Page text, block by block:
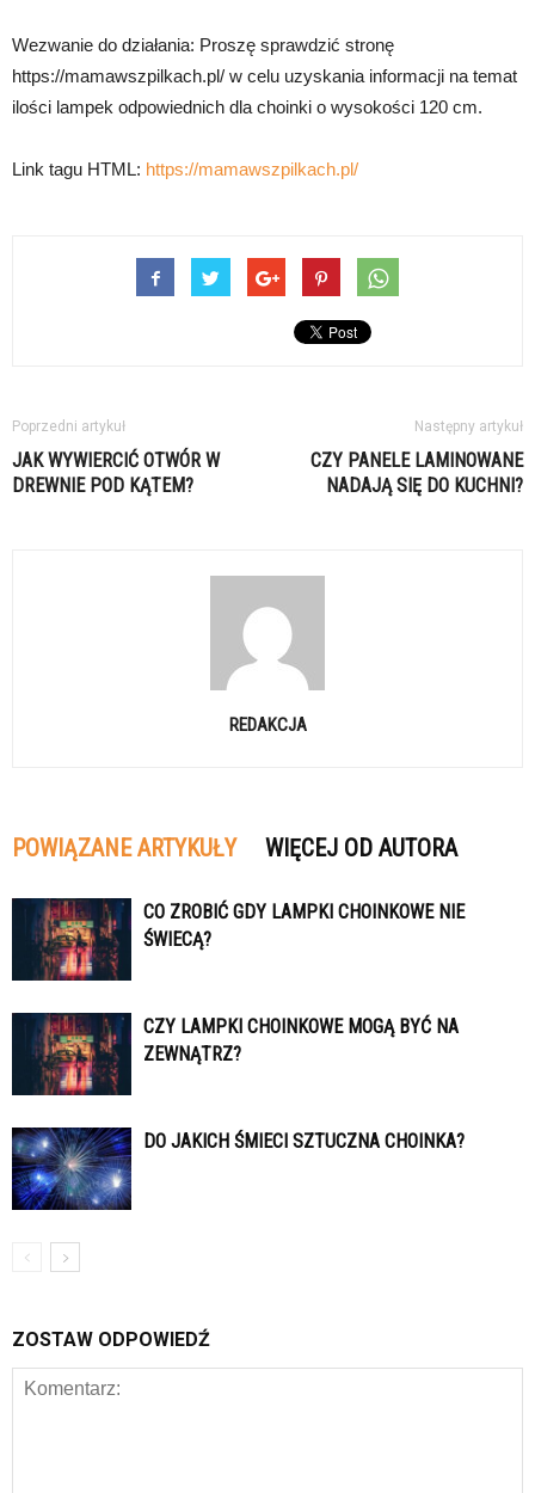
Wezwanie do działania: Proszę sprawdzić stronę
https://mamawszpilkach.pl/ w celu uzyskania informacji na temat
ilości lampek odpowiednich dla choinki o wysokości 120 cm.
Link tagu HTML: https://mamawszpilkach.pl/
Poprzedni artykuł
JAK WYWIERCIĆ OTWÓR W
DREWNIE POD KĄTEM?
Następny artykuł
CZY PANELE LAMINOWANE
NADAJĄ SIĘ DO KUCHNI?
REDAKCJA
POWIĄZANE ARTYKUŁY WIĘCEJ OD AUTORA
CO ZROBIĆ GDY LAMPKI CHOINKOWE NIE
ŚWIECĄ?
CZY LAMPKI CHOINKOWE MOGĄ BYĆ NA
ZEWNĄTRZ?
DO JAKICH ŚMIECI SZTUCZNA CHOINKA?
ZOSTAW ODPOWIEDŹ